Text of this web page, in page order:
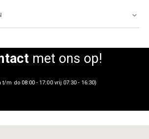
met ons op!
t/m do 08:00 - 17:00 vrij 07:30 - 16:30)